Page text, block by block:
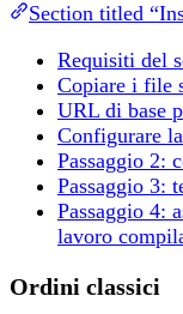
Section titled
Requisiti del
Copiare i file
URL di base
Configurare
Passaggio 2:
Passaggio 3:
Passaggio 4:
lavoro
Ordini classici